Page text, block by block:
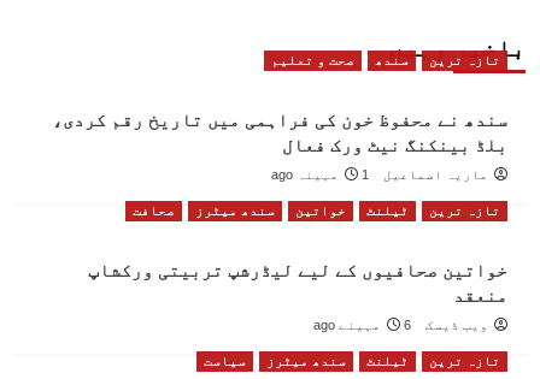
باخبر رہیں
تازہ ترین سندھ صحت و تعلیم
سندھ نے محفوظ خون کی فراہمی میں تاریخ رقم کردی،
بلڈ بینکنگ نیٹ ورک فعال
ماریہ اسماعیل 1 مہینہ ago
تازہ ترین ٹیلنٹ خواتین سندھ میٹرز صحافت
خواتین صحافیوں کے لیے لیڈرشپ تربیتی ورکشاپ
منعقد
ویب ڈیسک 6 مہینے ago
تازہ ترین ٹیلنٹ سندھ میٹرز سیاست